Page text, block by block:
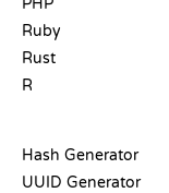
Ruby
Rust
R
Hash Generator
UUID Generator